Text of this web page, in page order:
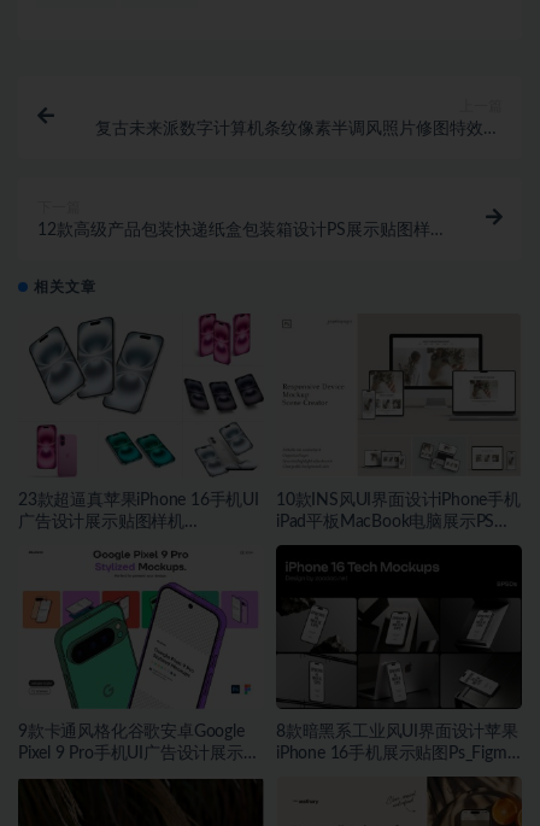
复古未来派数字计算机条纹像素半调风照片修图特效PS
12款高级产品包装快递纸盒包装箱设计PS展示贴图样机
相关文章
23款超逼真苹果iPhone 16手机UI
广告设计展示贴图样机
10款INS风UI界面设计iPhone手机
iPad平板MacBook电脑展示PS贴
图样机模板
9款卡通风格化谷歌安卓Google
Pixel 9 Pro手机UI广告设计展示贴
8款暗黑系工业风UI界面设计苹果
iPhone 16手机展示贴图Ps_Figma